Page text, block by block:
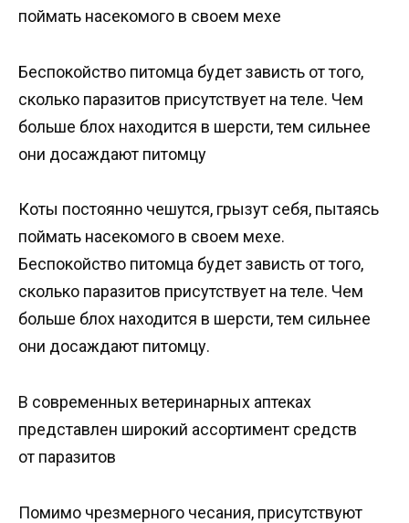
поймать насекомого в своем мехе
Беспокойство питомца будет зависть от того,
сколько паразитов присутствует на теле. Чем
больше блох находится в шерсти, тем сильнее
они досаждают питомцу
Коты постоянно чешутся, грызут себя, пытаясь
поймать насекомого в своем мехе.
Беспокойство питомца будет зависть от того,
сколько паразитов присутствует на теле. Чем
больше блох находится в шерсти, тем сильнее
они досаждают питомцу.
В современных ветеринарных аптеках
представлен широкий ассортимент средств
от паразитов
Помимо чрезмерного чесания, присутствуют